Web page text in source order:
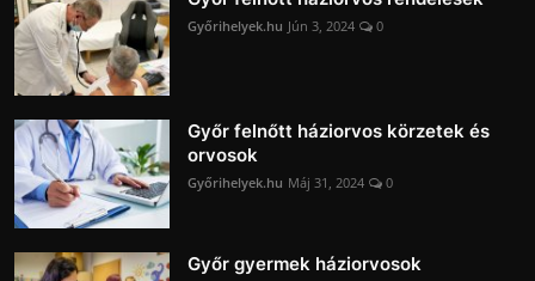
Győrihelyek.hu Jún 3, 2024 0
Győr felnőtt háziorvos körzetek és
orvosok
Győrihelyek.hu Máj 31, 2024 0
Győr gyermek háziorvosok